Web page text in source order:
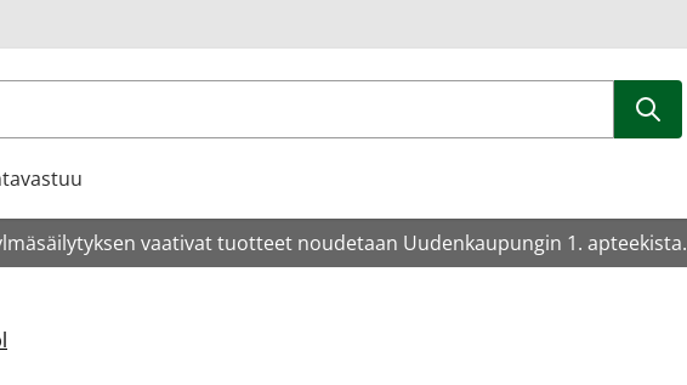
vaativat tuotteet noudetaan Uudenkaupungin 1. apteekista.